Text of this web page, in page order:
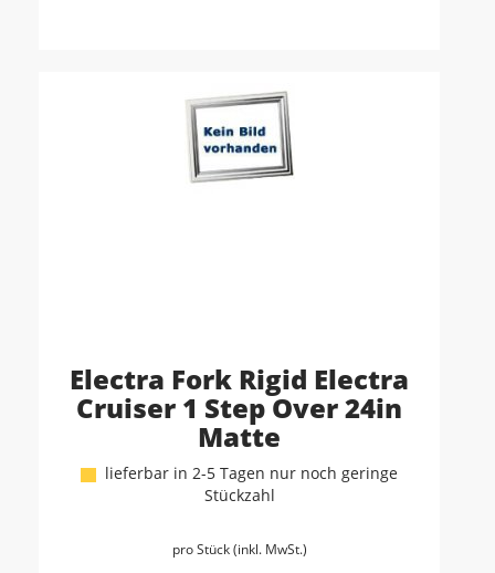
Electra Fork Rigid Electra
Cruiser 1 Step Over 24in
Matte
lieferbar in 2-5 Tagen nur noch geringe
Stückzahl
pro Stück (inkl. MwSt.)